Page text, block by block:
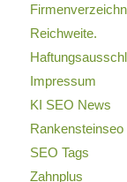
Reichweite.
Impressum
KI SEO News
SEO Tags
Zahnplus